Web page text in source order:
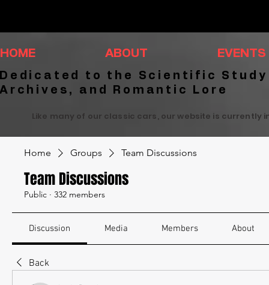
HOME ABOUT EVENTS
Dedicated to the Scientific
Archives, and Romantic Lore
Like many of our classic cars, our website is
Home Groups Team Discussions
Team Discussions
Public · 332 members
Discussion Media Members About
Back